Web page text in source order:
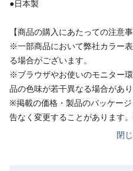
●日本製
【商品の購入にあたっての注意事
※一部商品において弊社カラー
る場合がございます。
※ブラウザやお使いのモニター
品の色味が若干異なる場合があり
※掲載の価格・製品のパッケー
告なく変更することがあります
閉